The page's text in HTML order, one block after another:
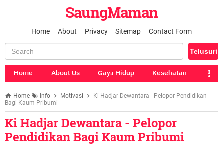
SaungMaman
Home About Privacy Sitemap Contact Form
Home About Us Gaya Hidup Kesehatan
Home Info Motivasi
Ki Hadjar Dewantara - Pelopor Pendidikan
Bagi Kaum Pribumi
Ki Hadjar Dewantara - Pelopor
Pendidikan Bagi Kaum Pribumi